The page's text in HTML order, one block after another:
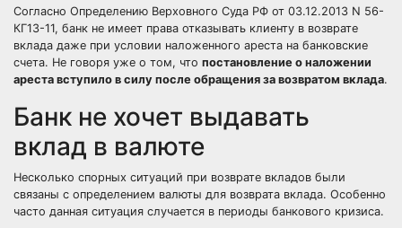
Согласно Определению Верховного Суда РФ от 03.12.2013 N 56-
КГ13-11, банк не имеет права отказывать клиенту в возврате
вклада даже при условии наложенного ареста на банковские
счета. Не говоря уже о том, что постановление о наложении
ареста вступило в силу после обращения за возвратом вклада.
Банк не хочет выдавать
вклад в валюте
Несколько спорных ситуаций при возврате вкладов были
связаны с определением валюты для возврата вклада. Особенно
часто данная ситуация случается в периоды банкового кризиса.